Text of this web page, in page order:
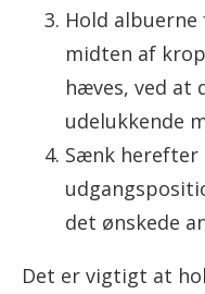
Hold
midten af
hæves, ved at
udelukkende
Sænk
det ønskede
Det er vigtigt at